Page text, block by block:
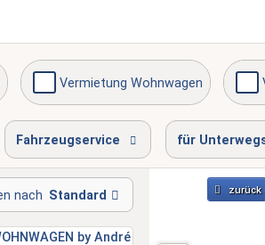
Vermietung Wohnwagen
Serviceinspektion am
Fahrzeugservice für
nach Standard zurück